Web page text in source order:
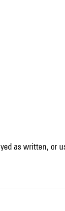
as written, or